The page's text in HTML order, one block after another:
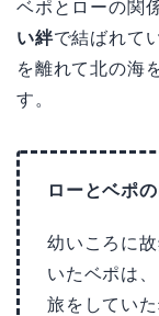
ベポとローの関
い絆で結ばれて
を離れて北の海
す。
ローとベポ
幼いころに
いたベポは
旅をしてい